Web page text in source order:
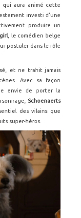
qui aura animé cette
investi d'une
produire un
, le comédien belge
postuler dans le rôle
et ne trahit jamais
Avec sa façon
envie de porter la
Schoenaerts
des vilains que
super-héros.